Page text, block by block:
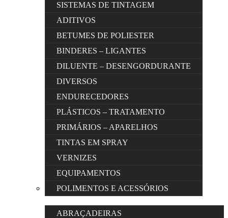
SISTEMAS DE TINTAGEM
ADITIVOS
BETUMES DE POLIESTER
BINDERES – LIGANTES
DILUENTE – DESENGORDURANTE
DIVERSOS
ENDURECEDORES
PLÁSTICOS – TRATAMENTO
PRIMÁRIOS – APARELHOS
TINTAS EM SPRAY
VERNIZES
EQUIPAMENTOS
POLIMENTOS E ACESSÓRIOS
ABRAÇADEIRAS